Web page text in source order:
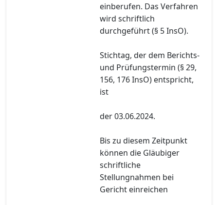
einberufen. Das Verfahren
wird schriftlich
durchgeführt (§ 5 InsO).
Stichtag, der dem Berichts-
und Prüfungstermin (§ 29,
156, 176 InsO) entspricht,
ist
der 03.06.2024.
Bis zu diesem Zeitpunkt
können die Gläubiger
schriftliche
Stellungnahmen bei
Gericht einreichen